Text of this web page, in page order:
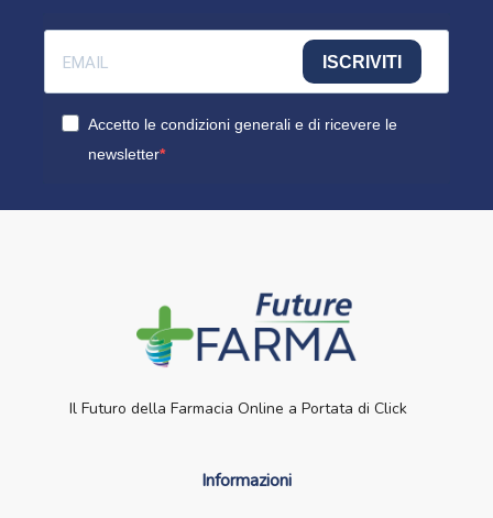
ISCRIVITI
Accetto le condizioni generali e di ricevere le
newsletter
Il Futuro della Farmacia Online a Portata di Click
Informazioni